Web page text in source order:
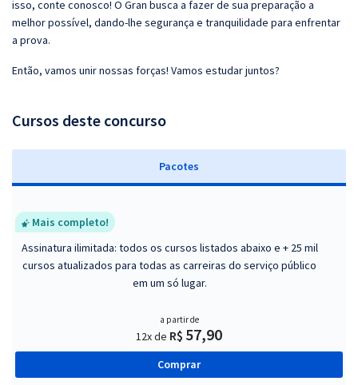
isso, conte conosco! O Gran busca a fazer de sua preparação a
melhor possível, dando-lhe segurança e tranquilidade para enfrentar
a prova.
Então, vamos unir nossas forças! Vamos estudar juntos?
Cursos deste concurso
Pacotes
Mais completo!
Assinatura ilimitada: todos os cursos listados abaixo e + 25 mil
cursos atualizados para todas as carreiras do serviço público
em um só lugar.
a partir de
12x de R$ 57,90
Comprar